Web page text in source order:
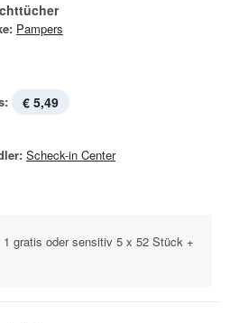
Pampers
€ 5,49
Scheck-in Center
gratis oder sensitiv 5 x 52 Stück +